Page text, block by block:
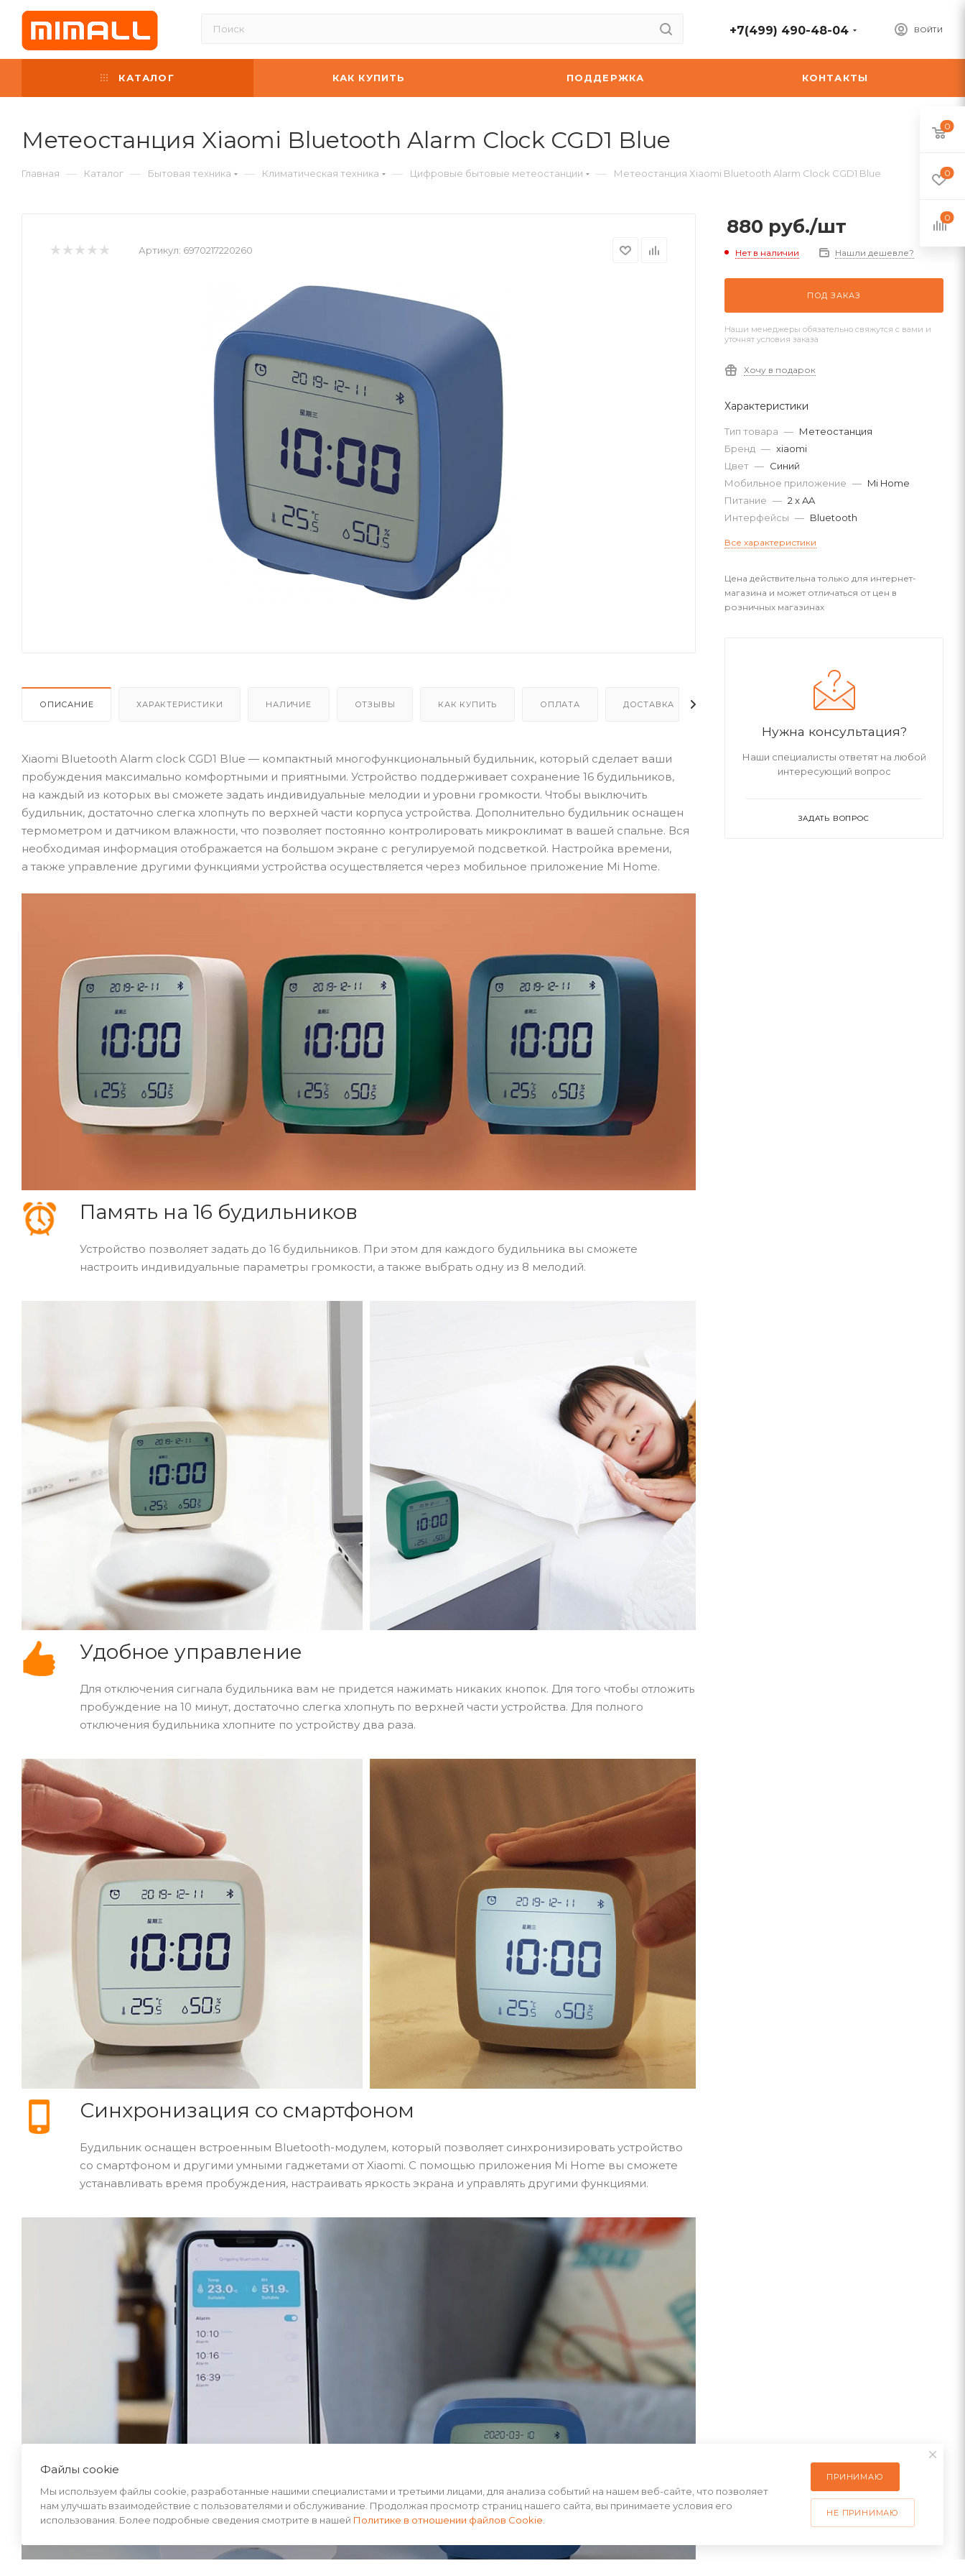
ВОЙТИ
+7(499) 490-48-04
КАТАЛОГ КАК КУПИТЬ ПОДДЕРЖКА КОНТАКТЫ
Метеостанция Xiaomi Bluetooth Alarm Clock CGD1 Blue
Главная — Каталог — Бытовая техника — Климатическая техника — Цифровые бытовые метеостанции — Метеостанция Xiaomi Bluetooth Alarm Clock CGD1 Blue
Артикул: 6970217220260
ОПИСАНИЕ ХАРАКТЕРИСТИКИ НАЛИЧИЕ ОТЗЫВЫ КАК КУПИТЬ ОПЛАТА ДОСТАВКА
Xiaomi Bluetooth Alarm clock CGD1 Blue — компактный многофункциональный будильник, который сделает ваши
пробуждения максимально комфортными и приятными. Устройство поддерживает сохранение 16 будильников,
на каждый из которых вы сможете задать индивидуальные мелодии и уровни громкости. Чтобы выключить
будильник, достаточно слегка хлопнуть по верхней части корпуса устройства. Дополнительно будильник оснащен
термометром и датчиком влажности, что позволяет постоянно контролировать микроклимат в вашей спальне. Вся
необходимая информация отображается на большом экране с регулируемой подсветкой. Настройка времени,
а также управление другими функциями устройства осуществляется через мобильное приложение Mi Home.
Память на 16 будильников
Устройство позволяет задать до 16 будильников. При этом для каждого будильника вы сможете
настроить индивидуальные параметры громкости, а также выбрать одну из 8 мелодий.
Удобное управление
Для отключения сигнала будильника вам не придется нажимать никаких кнопок. Для того чтобы отложить
пробуждение на 10 минут, достаточно слегка хлопнуть по верхней части устройства. Для полного
отключения будильника хлопните по устройству два раза.
Синхронизация со смартфоном
Будильник оснащен встроенным Bluetooth-модулем, который позволяет синхронизировать устройство
со смартфоном и другими умными гаджетами от Xiaomi. С помощью приложения Mi Home вы сможете
устанавливать время пробуждения, настраивать яркость экрана и управлять другими функциями.
880 руб./шт
Нет в наличии Нашли дешевле?
ПОД ЗАКАЗ
Наши менеджеры обязательно свяжутся с вами и
уточнят условия заказа
Хочу в подарок
Характеристики
Тип товара — Метеостанция
Бренд — xiaomi
Цвет — Синий
Мобильное приложение — Mi Home
Питание — 2 x AA
Интерфейсы — Bluetooth
Все характеристики
Цена действительна только для интернет-
магазина и может отличаться от цен в
розничных магазинах
Нужна консультация?
Наши специалисты ответят на любой
интересующий вопрос
ЗАДАТЬ ВОПРОС
0
0
0
Файлы cookie
Мы используем файлы cookie, разработанные нашими специалистами и третьими лицами, для анализа событий на нашем веб-сайте, что позволяет
нам улучшать взаимодействие с пользователями и обслуживание. Продолжая просмотр страниц нашего сайта, вы принимаете условия его
использования. Более подробные сведения смотрите в нашей Политике в отношении файлов Cookie
ПРИНИМАЮ
НЕ ПРИНИМАЮ